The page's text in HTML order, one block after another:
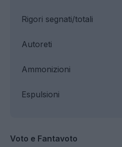
Ammonizioni
Rigori segnati/totali
Espulsioni
Autoreti
Voto e Fantavoto